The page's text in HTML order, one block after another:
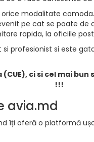
modalitate
pe cat se poate de
rapida, la oficiile
profesionist si este
(CUE), ci si cel mai
!!!
avia.md
oferă o platformă